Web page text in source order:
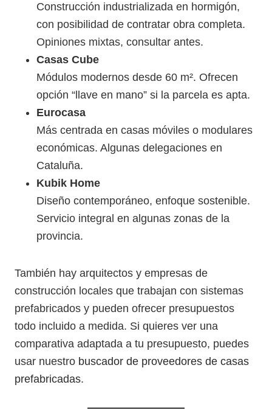
Construcción industrializada en hormigón,
con posibilidad de contratar obra completa.
Opiniones mixtas, consultar antes.
Casas Cube
Módulos modernos desde 60 m². Ofrecen
opción “llave en mano” si la parcela es apta.
Eurocasa
Más centrada en casas móviles o modulares
económicas. Algunas delegaciones en
Cataluña.
Kubik Home
Diseño contemporáneo, enfoque sostenible.
Servicio integral en algunas zonas de la
provincia.
También hay arquitectos y empresas de
construcción locales que trabajan con sistemas
prefabricados y pueden ofrecer presupuestos
todo incluido a medida. Si quieres ver una
comparativa adaptada a tu presupuesto, puedes
usar nuestro buscador de proveedores de casas
prefabricadas.